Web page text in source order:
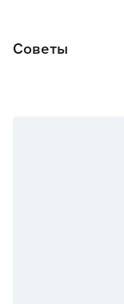
Советы